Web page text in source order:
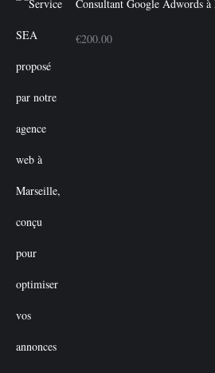
Consultant Google Adwords
€200.00